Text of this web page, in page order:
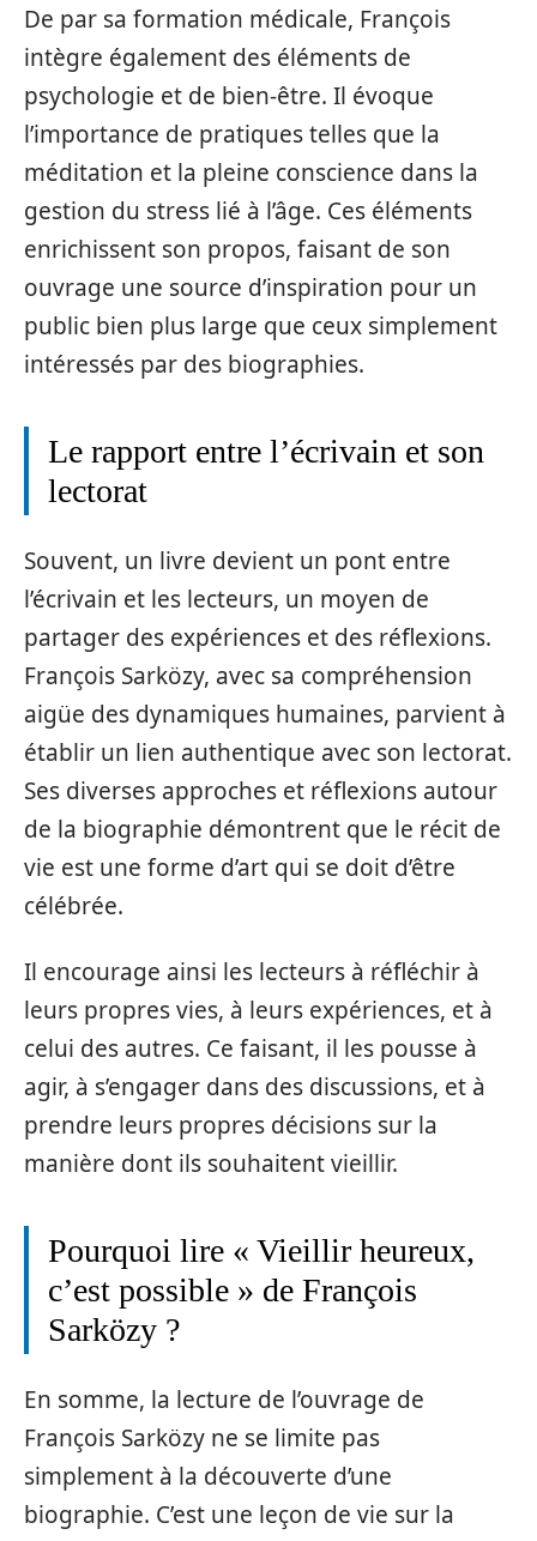
De par sa formation médicale, François
intègre également des éléments de
psychologie et de bien-être. Il évoque
l’importance de pratiques telles que la
méditation et la pleine conscience dans la
gestion du stress lié à l’âge. Ces éléments
enrichissent son propos, faisant de son
ouvrage une source d’inspiration pour un
public bien plus large que ceux simplement
intéressés par des biographies.
Le rapport entre l’écrivain et son
lectorat
Souvent, un livre devient un pont entre
l’écrivain et les lecteurs, un moyen de
partager des expériences et des réflexions.
François Sarközy, avec sa compréhension
aigüe des dynamiques humaines, parvient à
établir un lien authentique avec son lectorat.
Ses diverses approches et réflexions autour
de la biographie démontrent que le récit de
vie est une forme d’art qui se doit d’être
célébrée.
Il encourage ainsi les lecteurs à réfléchir à
leurs propres vies, à leurs expériences, et à
celui des autres. Ce faisant, il les pousse à
agir, à s’engager dans des discussions, et à
prendre leurs propres décisions sur la
manière dont ils souhaitent vieillir.
Pourquoi lire « Vieillir heureux,
c’est possible » de François
Sarközy ?
En somme, la lecture de l’ouvrage de
François Sarközy ne se limite pas
simplement à la découverte d’une
biographie. C’est une leçon de vie sur la